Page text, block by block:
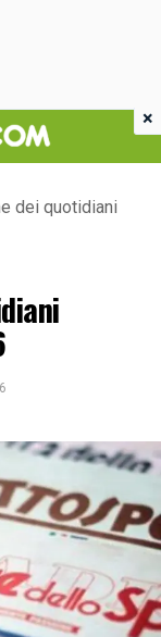
dei quotidiani
×